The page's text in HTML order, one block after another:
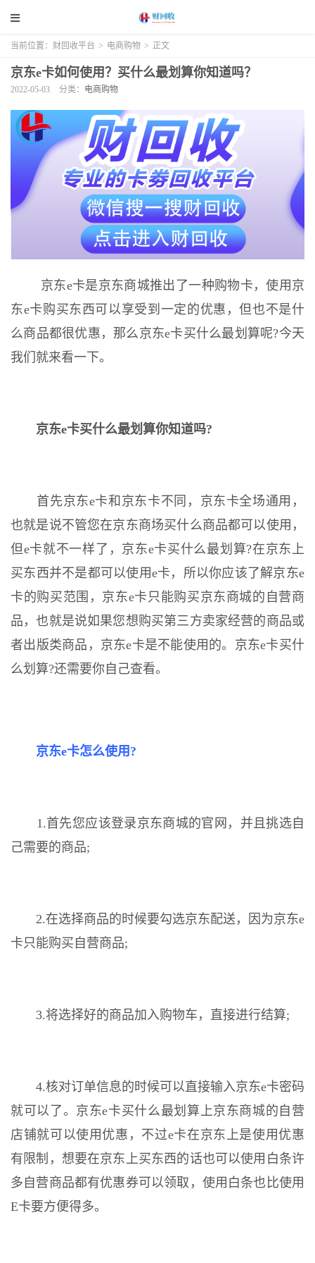
当前位置： 财回收平台 > 电商购物 > 正文
京东e卡如何使用？买什么最划算你知道吗？
2022-05-03 分类： 电商购物
京东e卡是京东商城推出了一种购物卡，使用京
东e卡购买东西可以享受到一定的优惠，但也不是什
么商品都很优惠，那么京东e卡买什么最划算呢?今天
我们就来看一下。
京东e卡买什么最划算你知道吗?
首先京东e卡和京东卡不同，京东卡全场通用，
也就是说不管您在京东商场买什么商品都可以使用，
但e卡就不一样了，京东e卡买什么最划算?在京东上
买东西并不是都可以使用e卡，所以你应该了解京东e
卡的购买范围，京东e卡只能购买京东商城的自营商
品，也就是说如果您想购买第三方卖家经营的商品或
者出版类商品，京东e卡是不能使用的。京东e卡买什
么划算?还需要你自己查看。
京东e卡怎么使用?
1.首先您应该登录京东商城的官网，并且挑选自
己需要的商品;
2.在选择商品的时候要勾选京东配送，因为京东e
卡只能购买自营商品;
3.将选择好的商品加入购物车，直接进行结算;
4.核对订单信息的时候可以直接输入京东e卡密码
就可以了。京东e卡买什么最划算上京东商城的自营
店铺就可以使用优惠，不过e卡在京东上是使用优惠
有限制，想要在京东上买东西的话也可以使用白条许
多自营商品都有优惠券可以领取，使用白条也比使用
E卡要方便得多。